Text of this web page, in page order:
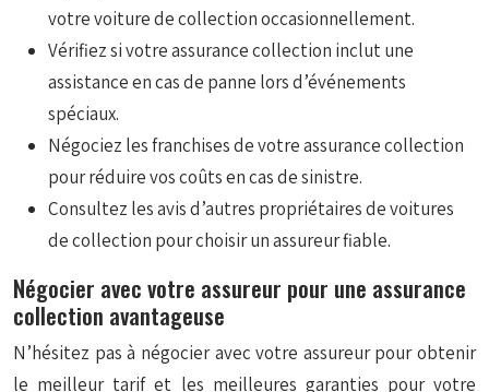
votre voiture de collection occasionnellement.
Vérifiez si votre assurance collection inclut une
assistance en cas de panne lors d’événements
spéciaux.
Négociez les franchises de votre assurance collection
pour réduire vos coûts en cas de sinistre.
Consultez les avis d’autres propriétaires de voitures
de collection pour choisir un assureur fiable.
Négocier avec votre assureur pour une assurance
collection avantageuse
N’hésitez pas à négocier avec votre assureur pour obtenir
le meilleur tarif et les meilleures garanties pour votre